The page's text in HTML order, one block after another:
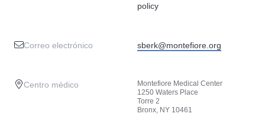
policy
Correo electrónico sberk@montefiore.org
Centro médico
Montefiore Medical Center
1250 Waters Place
Torre 2
Bronx, NY 10461